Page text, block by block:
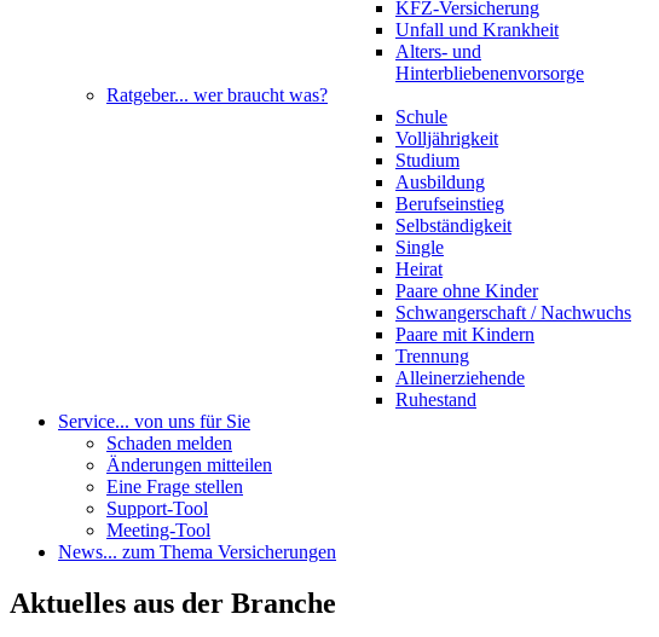
KFZ-Versicherung
Unfall und Krankheit
Alters- und
Hinterbliebenenvorsorge
Ratgeber... wer braucht was?
Schule
Volljährigkeit
Studium
Ausbildung
Berufseinstieg
Selbständigkeit
Single
Heirat
Paare ohne Kinder
Schwangerschaft / Nachwuchs
Paare mit Kindern
Trennung
Alleinerziehende
Ruhestand
Service... von uns für Sie
Schaden melden
Änderungen mitteilen
Eine Frage stellen
Support-Tool
Meeting-Tool
News... zum Thema Versicherungen
Aktuelles aus der Branche